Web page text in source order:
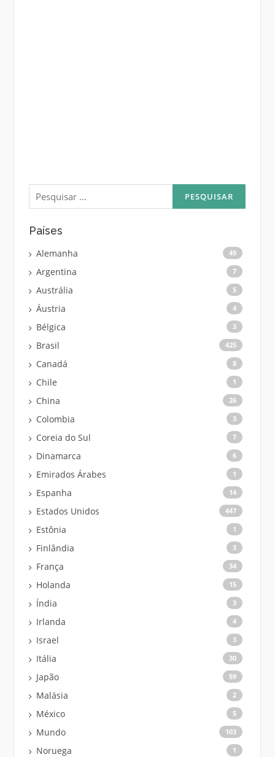
Pesquisar
por:
Países
Alemanha 49
Argentina 7
Austrália 5
Áustria 4
Bélgica 3
Brasil 425
Canadá 8
Chile 1
China 26
Colombia 3
Coreia do Sul 7
Dinamarca 6
Emirados Árabes 1
Espanha 14
Estados Unidos 447
Estônia 1
Finlândia 3
França 34
Holanda 15
Índia 3
Irlanda 4
Israel 3
Itália 30
Japão 59
Malásia 2
México 5
Mundo 103
Noruega 1